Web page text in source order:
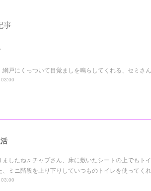
事
網戸にくっついて目覚ましを鳴らしてくれる、セミさ
ましたね♬チャプさん、床に敷いたシートの上でもト
、ミニ階段を上り下りしていつものトイレを使ってく